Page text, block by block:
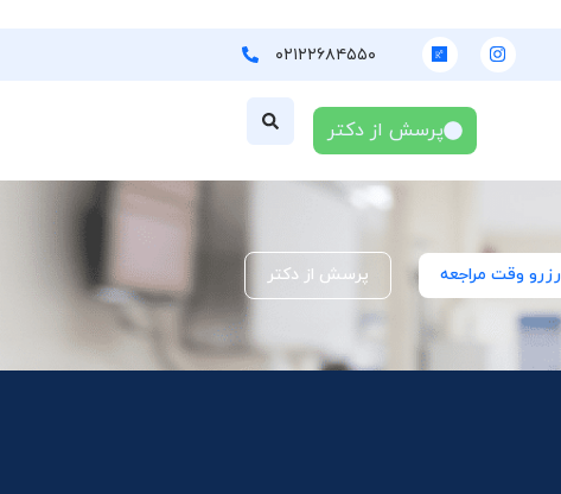
۰۲۱۲۲۶۸۴۵۵۰
پرسش از دکتر
رزرو وقت مراجعه پرسش از دکتر